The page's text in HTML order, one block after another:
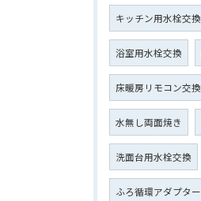
キッチン用水栓交換
浴室用水栓交換
床暖房リモコン交換
水無し両面焼き
洗面台用水栓交換
ふろ循環アダプター